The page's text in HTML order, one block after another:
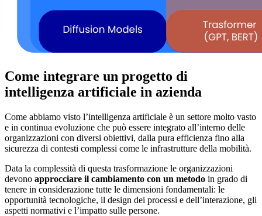
Come integrare un progetto di
intelligenza artificiale in azienda
Come abbiamo visto l’intelligenza artificiale è un settore molto vasto
e in continua evoluzione che può essere integrato all’interno delle
organizzazioni con diversi obiettivi, dalla pura efficienza fino alla
sicurezza di contesti complessi come le infrastrutture della mobilità.
Data la complessità di questa trasformazione le organizzazioni
devono approcciare il cambiamento con un metodo in grado di
tenere in considerazione tutte le dimensioni fondamentali: le
opportunità tecnologiche, il design dei processi e dell’interazione, gli
aspetti normativi e l’impatto sulle persone.